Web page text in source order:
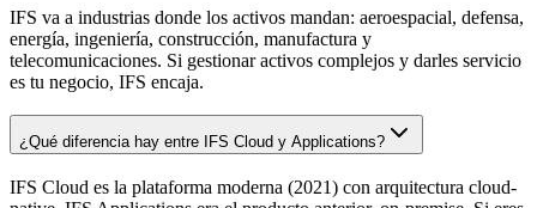
IFS va a industrias donde los activos mandan: aeroespacial, defensa,
energía, ingeniería, construcción, manufactura y
telecomunicaciones. Si gestionar activos complejos y darles servicio
es tu negocio, IFS encaja.
¿Qué diferencia hay entre IFS Cloud y Applications?
IFS Cloud es la plataforma moderna (2021) con arquitectura cloud-